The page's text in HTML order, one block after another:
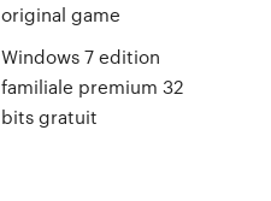
original game
Windows 7 edition
familiale premium 32
bits gratuit